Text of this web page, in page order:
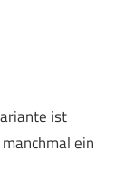
ist
ein